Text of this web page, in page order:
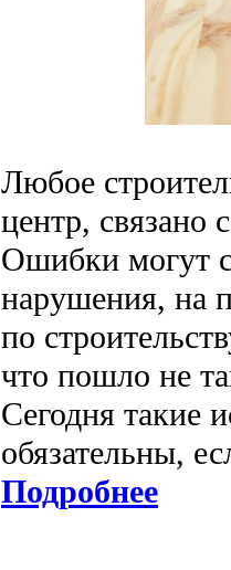
Любое
центр, связано
Ошибки могут
нарушения, на
по
что пошло не
Сегодня такие
обязательны,
Подробнее